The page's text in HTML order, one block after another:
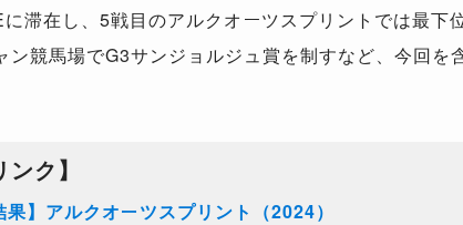
滞在し、5戦目のアルクオーツスプリントでは最
ン競馬場でG3サンジョルジュ賞を制すなど、今回
ク】
果】アルクオーツスプリント（2024）